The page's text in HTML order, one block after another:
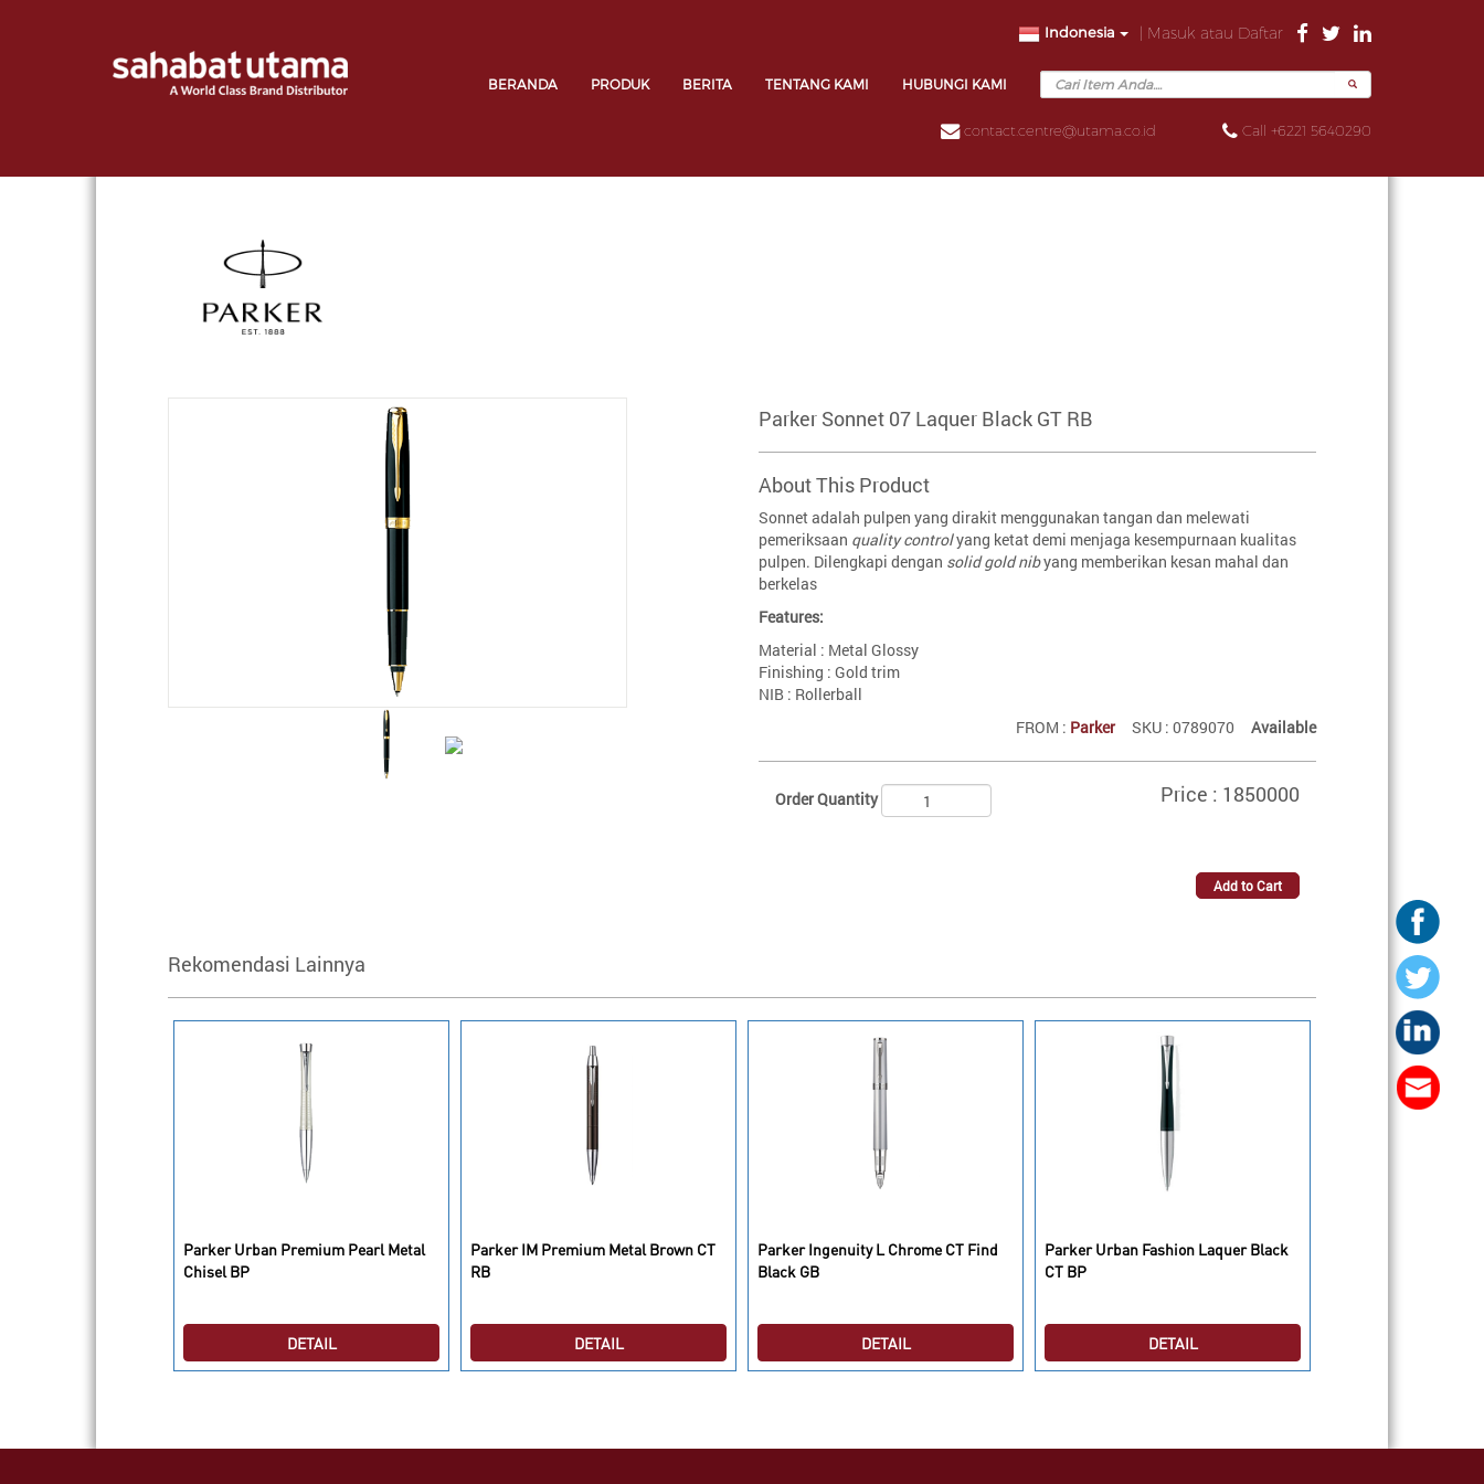
| Masuk atau Daftar
Indonesia
BERANDA PRODUK BERITA TENTANG KAMI HUBUNGI KAMI
contact.centre@utama.co.id Call +6221 5640290
Parker Sonnet 07 Laquer Black GT RB
About This Product
Sonnet adalah pulpen yang dirakit menggunakan tangan dan melewati
pemeriksaan quality controlyang ketat demi menjaga kesempurnaan kualitas
pulpen. Dilengkapi dengan solid gold nibyang memberikan kesan mahal dan
berkelas
Features:
Material : Metal Glossy
Finishing : Gold trim
NIB : Rollerball
FROM : ParkerSKU : 0789070 Available
Order Quantity Price : 1850000
Rekomendasi Lainnya
Parker Urban Premium Pearl Metal
Chisel BP
DETAIL
Parker IM Premium Metal Brown CT
RB
DETAIL
Parker Ingenuity L Chrome CT Find
Black GB
DETAIL
Parker Urban Fashion Laquer Black
CT BP
DETAIL